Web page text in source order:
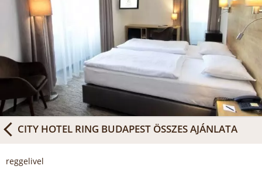
CITY HOTEL RING BUDAPEST ÖSSZES AJÁNLATA
reggelivel